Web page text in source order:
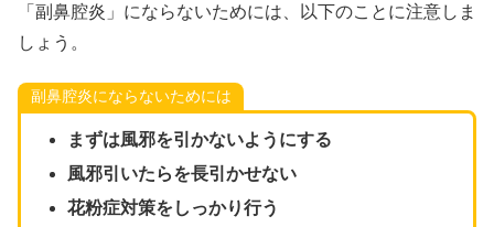
「副鼻腔炎」にならないためには、以下のことに注意しま
しょう。
副鼻腔炎にならないためには
まずは風邪を引かないようにする
風邪引いたらを長引かせない
花粉症対策をしっかり行う